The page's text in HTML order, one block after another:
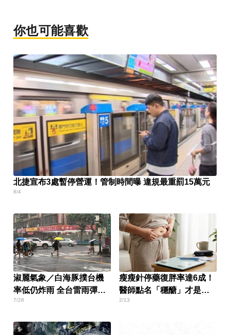
你也可能喜歡
北捷宣布3處暫停營運！管制時間曝 違規最重罰15萬元
8/4
淑麗氣象／白海豚撲台機
率低仍炸雨 全台雷雨彈下
到這天
7/28
瘦瘦針停藥復胖率達6成！
醫師點名「穩醣」才是根
本關鍵
2/13